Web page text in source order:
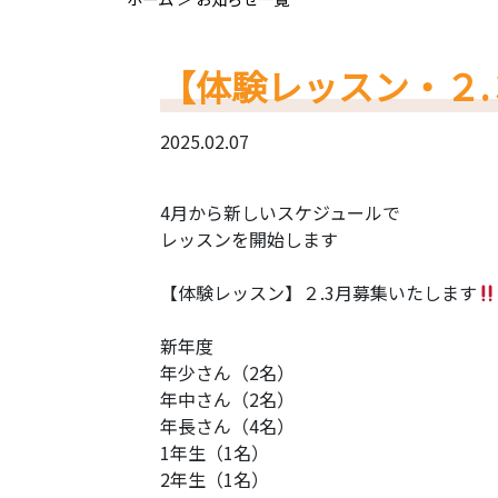
【体験レッスン・２
2025.02.07
4月から新しいスケジュールで
レッスンを開始します
【体験レッスン】２.3月募集いたします
新年度
年少さん（2名）
年中さん（2名）
年長さん（4名）
1年生（1名）
2年生（1名）